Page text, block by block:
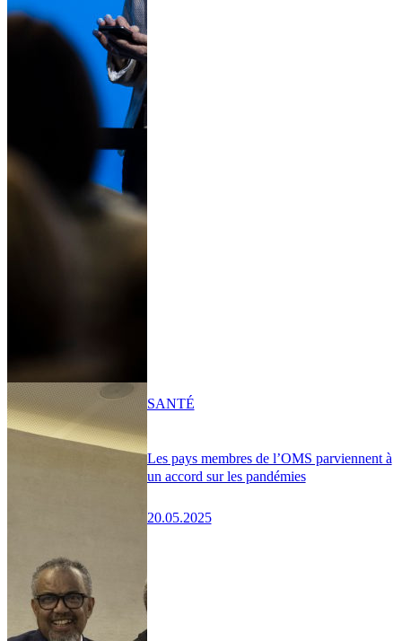
Les pays membres de l’OMS parviennent à
un accord sur les pandémies
20.05.2025
SANTÉ